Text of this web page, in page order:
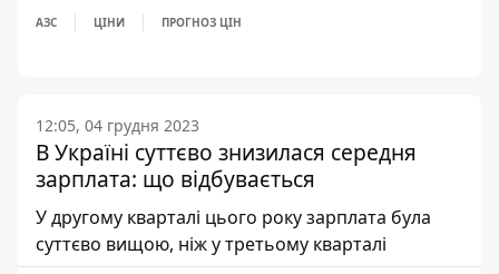
АЗС ЦІНИ ПРОГНОЗ ЦІН
12:05, 04 грудня 2023
В Україні суттєво знизилася середня
зарплата: що відбувається
У другому кварталі цього року зарплата була
суттєво вищою, ніж у третьому кварталі